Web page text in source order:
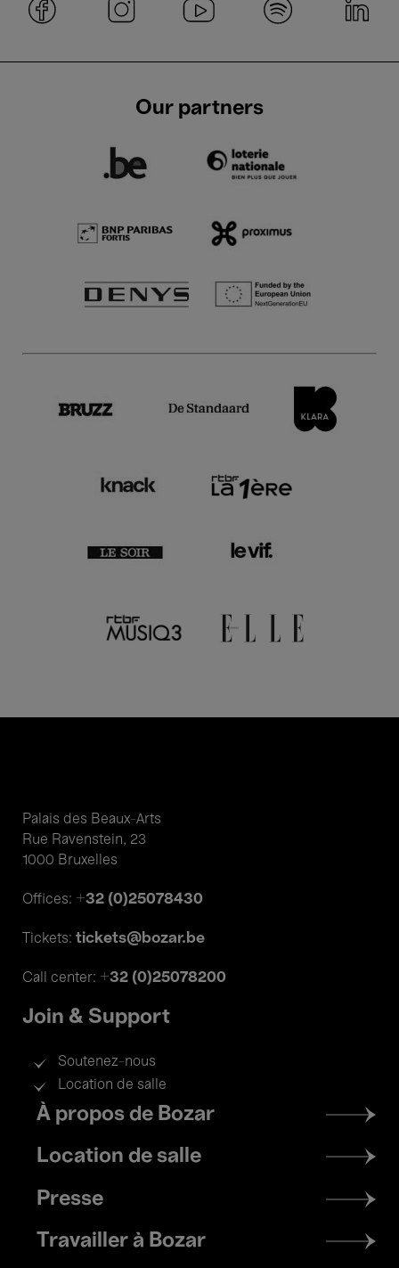
Our partners
Palais des Beaux-Arts
Rue Ravenstein, 23
1000 Bruxelles
Offices: +32 (0)25078430
Tickets: tickets@bozar.be
Call center: +32 (0)25078200
Join & Support
Soutenez-nous
Location de salle
Footer
menu
À propos de Bozar
Location de salle
Presse
Travailler à Bozar